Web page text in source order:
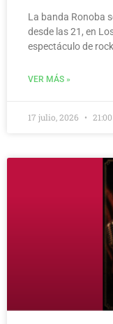
La banda Ronoba
desde las 21, en
espectáculo de
VER MÁS »
17 julio, 2026 21:00